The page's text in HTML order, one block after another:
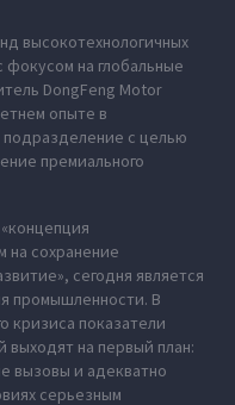
высокотехнологичных
на глобальные
DongFeng Motor
опыте в
с целью
премиального
на сохранение
сегодня является
промышленности. В
кризиса показатели
выходят на первый план:
вызовы и адекватно
серьезным